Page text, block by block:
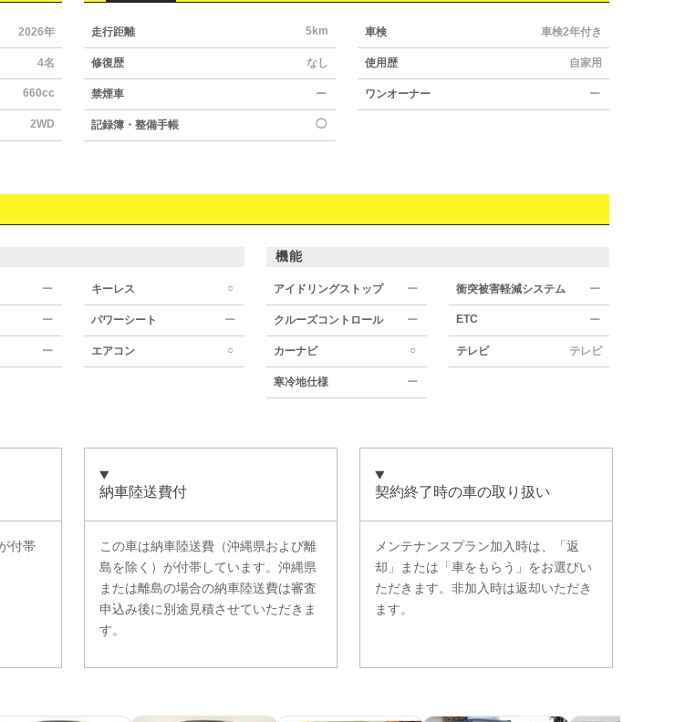
2026年
4名
660cc
2WD
走行距離 5km 車検 車検2年付き
修復歴 なし 使用歴 自家用
禁煙車 ー ワンオーナー ー
記録簿・整備手帳 ◯
ー キーレス ○
ー パワーシート ー
ー エアコン ○
機能
アイドリングストップ ー 衝突被害軽減システム ー
クルーズコントロール ー ETC ー
カーナビ ○ テレビ テレビ
寒冷地仕様 ー
付帯
納車陸送費付
この車は納車陸送費（沖縄県および離
島を除く）が付帯しています。沖縄県
または離島の場合の納車陸送費は審査
申込み後に別途見積させていただきま
す。
契約終了時の車の取り扱い
メンテナンスプラン加入時は、「返
却」または「車をもらう」をお選びい
ただきます。非加入時は返却いただき
ます。